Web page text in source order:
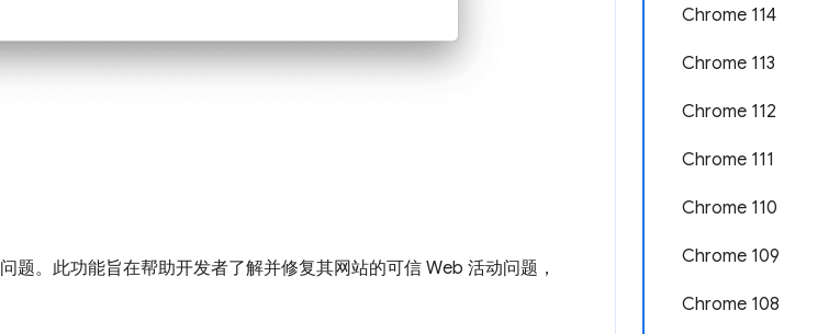
Chrome 114
Chrome 113
Chrome 112
Chrome 111
Chrome 110
Chrome 109
Chrome 108
问题。此功能旨在帮助开发者了解并修复其网站的可信 Web 活动问题，